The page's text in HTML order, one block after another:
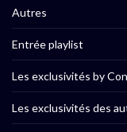
Autres
Entrée playlist
Les exclusivités by
Les exclusivités des